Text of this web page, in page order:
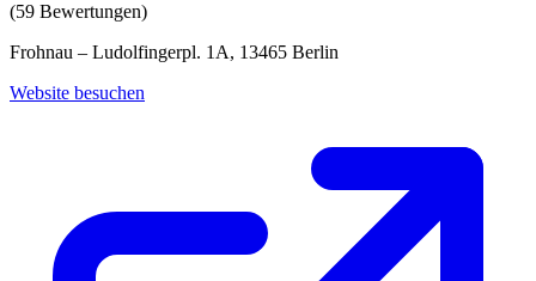
(59 Bewertungen)
Frohnau – Ludolfingerpl. 1A, 13465 Berlin
Website besuchen